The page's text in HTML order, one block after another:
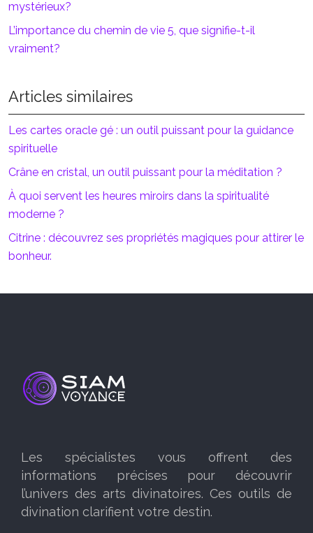
mystérieux?
L’importance du chemin de vie 5, que signifie-t-il
vraiment?
Articles similaires
Les cartes oracle gé : un outil puissant pour la guidance
spirituelle
Crâne en cristal, un outil puissant pour la méditation ?
À quoi servent les heures miroirs dans la spiritualité
moderne ?
Citrine : découvrez ses propriétés magiques pour attirer le
bonheur.
Les spécialistes vous offrent des
informations précises pour découvrir
l’univers des arts divinatoires. Ces outils de
divination clarifient votre destin.